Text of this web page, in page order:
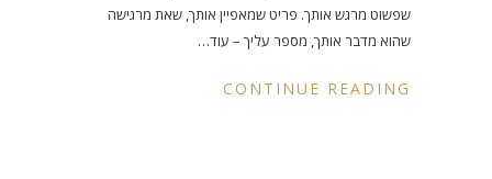
שפשוט מרגש אותך. פריט שמאפיין אותך, שאת מרגישה
שהוא מדבר אותך, מספר עליך – עוד…
CONTINUE READING